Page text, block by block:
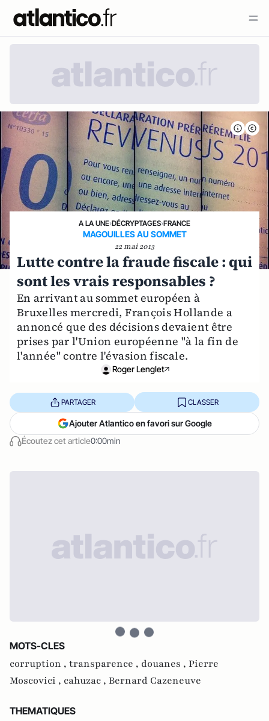
A LA UNE›DÉCRYPTAGES›FRANCE
MAGOUILLES AU SOMMET
22 mai 2013
Lutte contre la fraude fiscale : qui
sont les vrais responsables ?
En arrivant au sommet européen à
Bruxelles mercredi, François Hollande a
annoncé que des décisions devaient être
prises par l'Union européenne "à la fin de
l'année" contre l'évasion fiscale.
Roger Lenglet
Écoutez cet article0:00min
PARTAGER CLASSER
Ajouter Atlantico en favori sur Google
MOTS-CLES
corruption , transparence , douanes , Pierre
Moscovici , cahuzac , Bernard Cazeneuve
THEMATIQUES